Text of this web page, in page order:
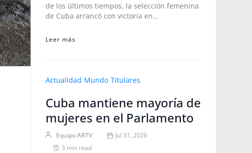
de los últimos tiempos, la selección femenina
de Cuba arrancó con victoria en…
Leer más
Actualidad Mundo Titulares
Cuba mantiene mayoría de
mujeres en el Parlamento
Equipo ARTV
Jul 31, 2026
3 min read